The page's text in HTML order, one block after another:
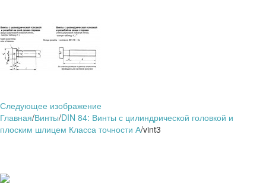
Следующее изображение
Главная/Винты/DIN 84: Винты с цилиндрической головкой и
плоским шлицем Класса точности А/vint3